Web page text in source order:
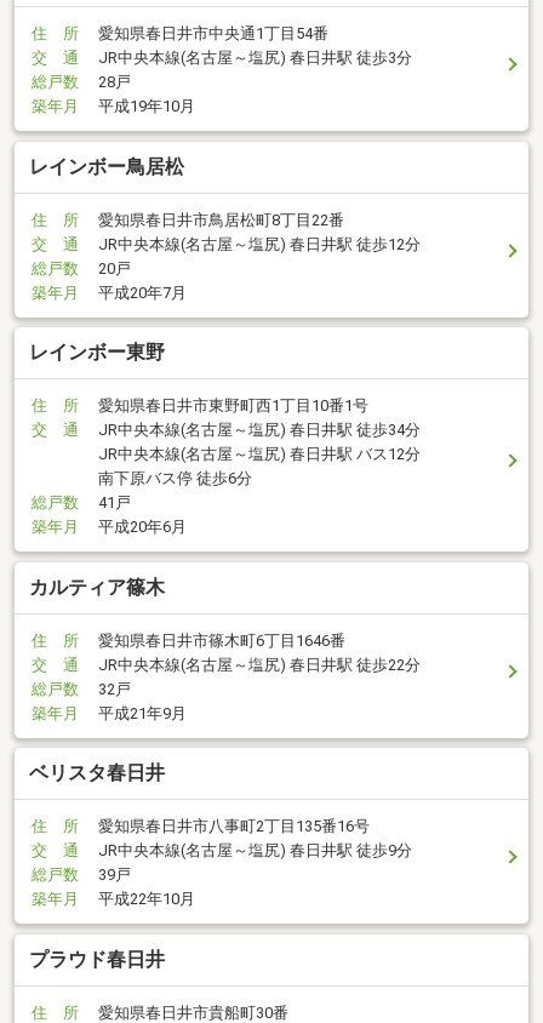
住 所
愛知県春日井市中央通1丁目54番
交 通
JR中央本線(名古屋～塩尻) 春日井駅 徒歩3分
総戸数
28戸
築年月
平成19年10月
レインボー鳥居松
住 所
愛知県春日井市鳥居松町8丁目22番
交 通
JR中央本線(名古屋～塩尻) 春日井駅 徒歩12分
総戸数
20戸
築年月
平成20年7月
レインボー東野
住 所
愛知県春日井市東野町西1丁目10番1号
交 通
JR中央本線(名古屋～塩尻) 春日井駅 徒歩34分
JR中央本線(名古屋～塩尻) 春日井駅 バス12分
南下原バス停 徒歩6分
総戸数
41戸
築年月
平成20年6月
カルティア篠木
住 所
愛知県春日井市篠木町6丁目1646番
交 通
JR中央本線(名古屋～塩尻) 春日井駅 徒歩22分
総戸数
32戸
築年月
平成21年9月
ベリスタ春日井
住 所
愛知県春日井市八事町2丁目135番16号
交 通
JR中央本線(名古屋～塩尻) 春日井駅 徒歩9分
総戸数
39戸
築年月
平成22年10月
プラウド春日井
住 所
愛知県春日井市貴船町30番